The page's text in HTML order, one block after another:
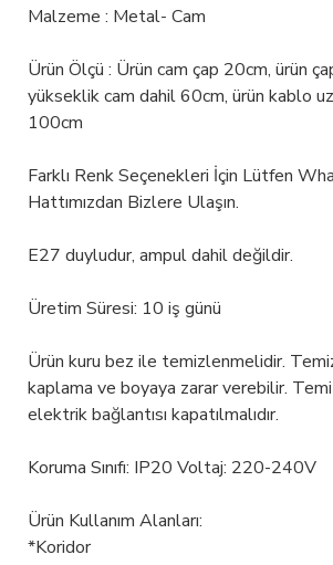
Malzeme : Metal- Cam
Ürün Ölçü : Ürün cam çap 20cm, ürün
yükseklik cam dahil 60cm, ürün kablo
100cm
Farklı Renk Seçenekleri İçin Lütfen
Hattımızdan Bizlere Ulaşın.
E27 duyludur, ampul dahil değildir.
Üretim Süresi: 10 iş günü
Ürün kuru bez ile temizlenmelidir.
kaplama ve boyaya zarar verebilir.
elektrik bağlantısı kapatılmalıdır.
Koruma Sınıfı: IP20 Voltaj: 220-240V
Ürün Kullanım Alanları:
*Koridor